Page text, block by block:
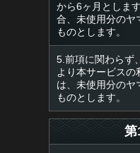
から6ヶ月としま
合、未使用分のヤ
ものとします。
5.前項に関わらず
より本サービスの
は、未使用分のヤ
ものとします。
第